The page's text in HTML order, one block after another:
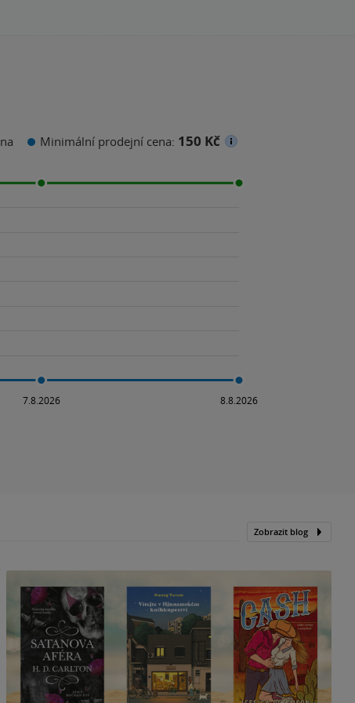
Minimální prodejní cena: 150 Kč
Zobrazit blog